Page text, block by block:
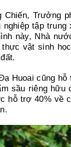
Chiến, Trưởng
nghiệp tập
này, Nhà
vật sinh
Huoai cũng
sầu riêng
hỗ trợ 40% về